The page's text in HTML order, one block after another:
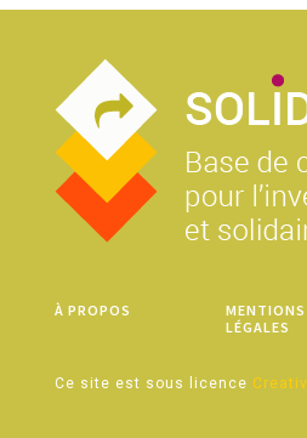
À PROPOS
MENTIONS
LÉGALES
Ce site est sous licence